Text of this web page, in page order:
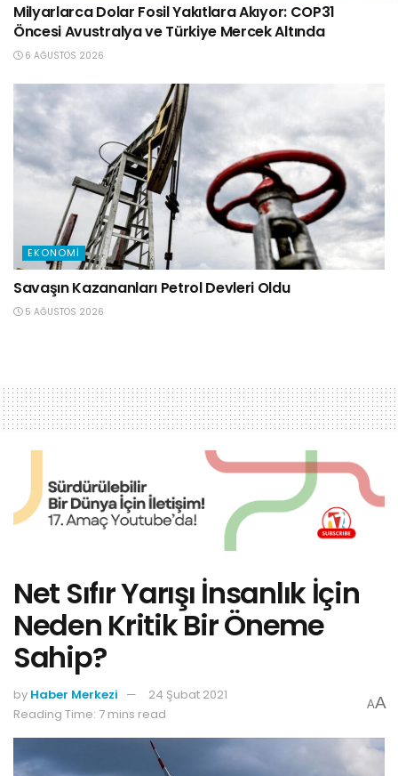
Milyarlarca Dolar Fosil Yakıtlara Akıyor: COP31
Öncesi Avustralya ve Türkiye Mercek Altında
6 AĞUSTOS 2026
EKONOMI
Savaşın Kazananları Petrol Devleri Oldu
5 AĞUSTOS 2026
Net Sıfır Yarışı İnsanlık İçin
Neden Kritik Bir Öneme
Sahip?
by Haber Merkezi
24 Şubat 2021
Reading Time: 7 mins read
AA